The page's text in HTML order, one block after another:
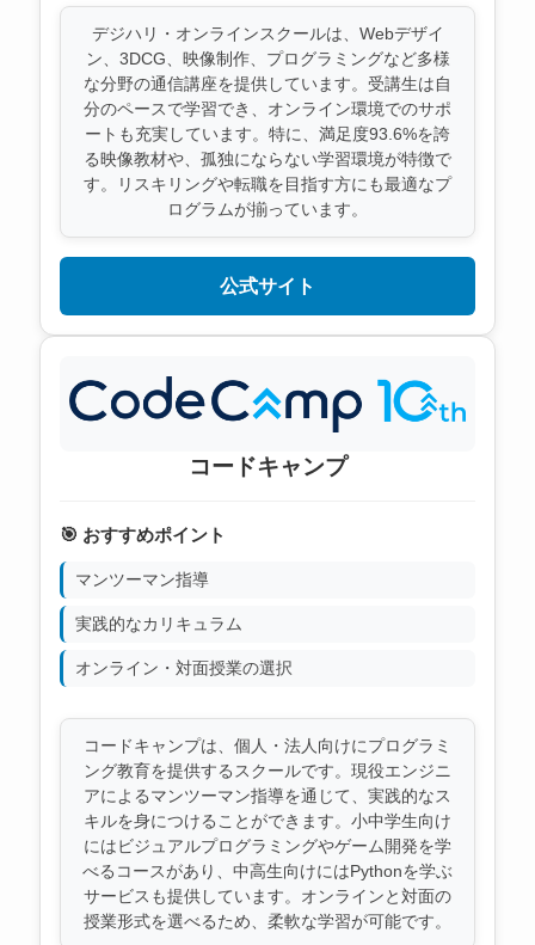
デジハリ・オンラインスクールは、Webデザイ
ン、3DCG、映像制作、プログラミングなど多様
な分野の通信講座を提供しています。受講生は自
分のペースで学習でき、オンライン環境でのサポ
ートも充実しています。特に、満足度93.6%を誇
る映像教材や、孤独にならない学習環境が特徴で
す。リスキリングや転職を目指す方にも最適なプ
ログラムが揃っています。
公式サイト
コードキャンプ
🎯 おすすめポイント
マンツーマン指導
実践的なカリキュラム
オンライン・対面授業の選択
コードキャンプは、個人・法人向けにプログラミ
ング教育を提供するスクールです。現役エンジニ
アによるマンツーマン指導を通じて、実践的なス
キルを身につけることができます。小中学生向け
にはビジュアルプログラミングやゲーム開発を学
べるコースがあり、中高生向けにはPythonを学ぶ
サービスも提供しています。オンラインと対面の
授業形式を選べるため、柔軟な学習が可能です。